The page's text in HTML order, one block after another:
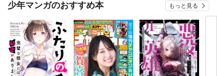
少年マンガのおすすめ本 もっと見る